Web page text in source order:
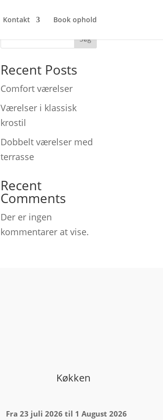
Kontakt Book ophold
Søg
Recent Posts
Comfort værelser
Værelser i klassisk
krostil
Dobbelt værelser med
terrasse
Recent
Comments
Der er ingen
kommentarer at vise.
Køkken
Fra 23 juli 2026 til 1 August 2026